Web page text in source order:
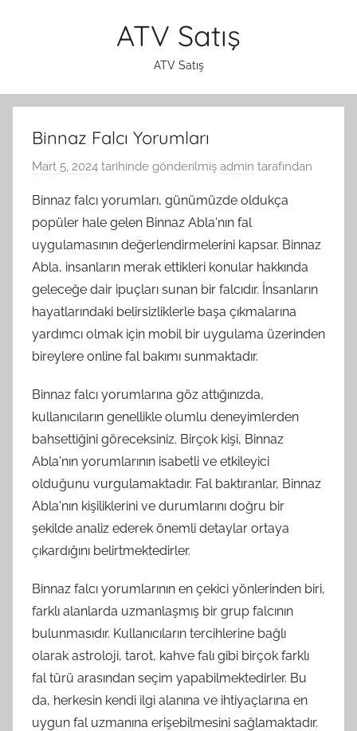
ATV Satış
ATV Satış
Binnaz Falcı Yorumları
Mart 5, 2024 tarihinde gönderilmiş admin tarafından
Binnaz falcı yorumları, günümüzde oldukça
popüler hale gelen Binnaz Abla'nın fal
uygulamasının değerlendirmelerini kapsar. Binnaz
Abla, insanların merak ettikleri konular hakkında
geleceğe dair ipuçları sunan bir falcıdır. İnsanların
hayatlarındaki belirsizliklerle başa çıkmalarına
yardımcı olmak için mobil bir uygulama üzerinden
bireylere online fal bakımı sunmaktadır.
Binnaz falcı yorumlarına göz attığınızda,
kullanıcıların genellikle olumlu deneyimlerden
bahsettiğini göreceksiniz. Birçok kişi, Binnaz
Abla'nın yorumlarının isabetli ve etkileyici
olduğunu vurgulamaktadır. Fal baktıranlar, Binnaz
Abla'nın kişiliklerini ve durumlarını doğru bir
şekilde analiz ederek önemli detaylar ortaya
çıkardığını belirtmektedirler.
Binnaz falcı yorumlarının en çekici yönlerinden biri,
farklı alanlarda uzmanlaşmış bir grup falcının
bulunmasıdır. Kullanıcıların tercihlerine bağlı
olarak astroloji, tarot, kahve falı gibi birçok farklı
fal türü arasından seçim yapabilmektedirler. Bu
da, herkesin kendi ilgi alanına ve ihtiyaçlarına en
uygun fal uzmanına erişebilmesini sağlamaktadır.